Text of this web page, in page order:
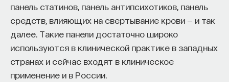
панель статинов, панель антипсихотиков, панель
средств, влияющих на свертывание крови — и так
далее. Такие панели достаточно широко
используются в клинической практике в западных
странах и сейчас входят в клиническое
применение и в России.
коммуникацию далеко не лучшие привычки.
Но если использовать ИИ как сложного
собеседника, который заставляет уточнять
основания, спорить и продумывать собственную
позицию, тогда студент действительно
продвигается. Решающее значение имеет